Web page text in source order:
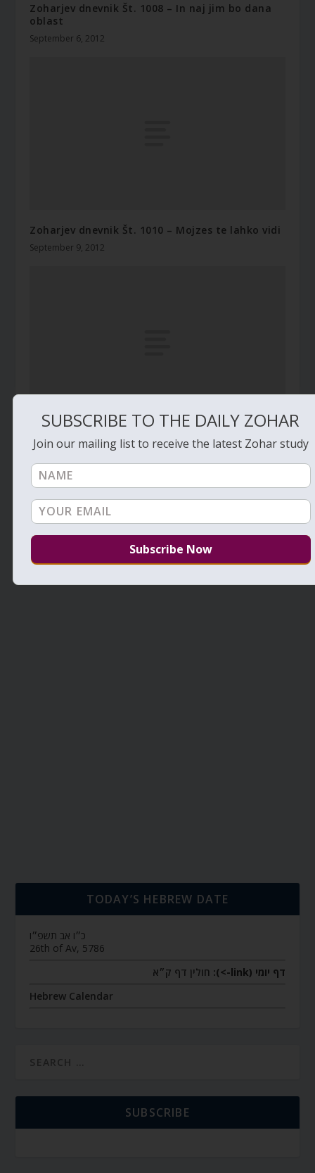
Zoharjev dnevnik Št. 1008 – In naj jim bo dana
oblast
September 6, 2012
Zoharjev dnevnik Št. 1010 – Mojzes te lahko vidi
September 9, 2012
Zoharjev Dnevnik Št. 1102 – Ali te Bog ljubi?
TODAY’S HEBREW DATE
כ״ו אב תשפ״ו
26th of Av, 5786
דף יומי (link->):
חולין דף ק״א
Hebrew Calendar
SUBSCRIBE
SUBSCRIBE TO THE DAILY ZOHAR
Join our mailing list to receive the latest Zohar study